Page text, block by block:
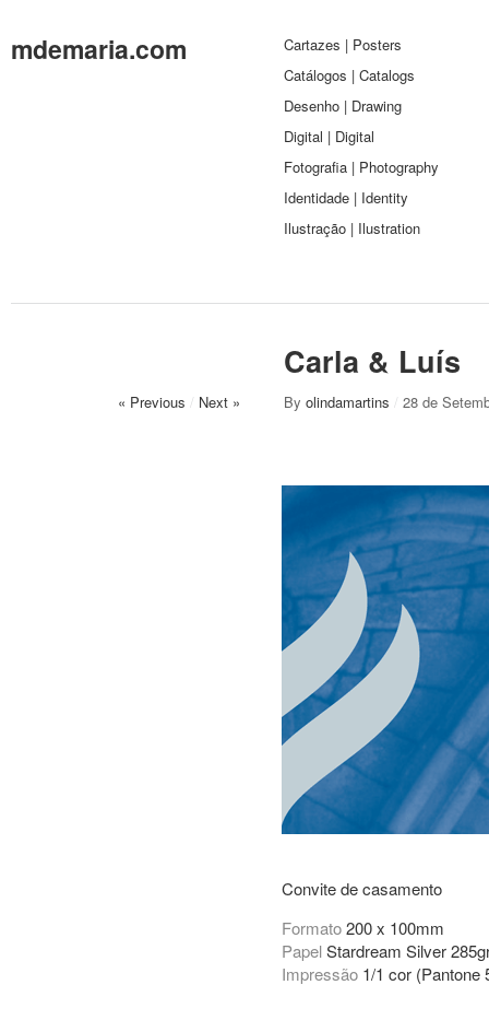
mdemaria.com
Cartazes | Posters
Catálogos | Catalogs
Desenho | Drawing
Digital | Digital
Fotografia | Photography
Identidade | Identity
Ilustração | Ilustration
Carla & Luís
« Previous / Next » By olindamartins / 28 de
Convite de casamento
Formato200 x 100mm
PapelStardream Silver
Impressão 1/1 cor (Pantone